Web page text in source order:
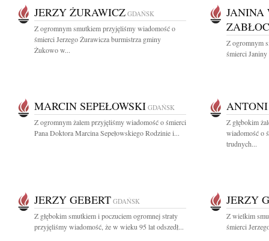
JERZY ŻURAWICZ GDAŃSK
Z ogromnym smutkiem przyjęliśmy wiadomość o
śmierci Jerzego Żurawicza burmistrza gminy
Żukowo w...
JANINA
Z ogromnym
śmierci
MARCIN SEPEŁOWSKI GDAŃSK
Z ogromnym żalem przyjęliśmy wiadomość o śmierci
Pana Doktora Marcina Sepełowskiego Rodzinie i...
Z głębokim
wiadomość o
trudnych...
JERZY GEBERT GDAŃSK
Z głębokim smutkiem i poczuciem ogromnej straty
przyjęliśmy wiadomość, że w wieku 95 lat odszedł...
JERZY
Z wielkim
śmierci